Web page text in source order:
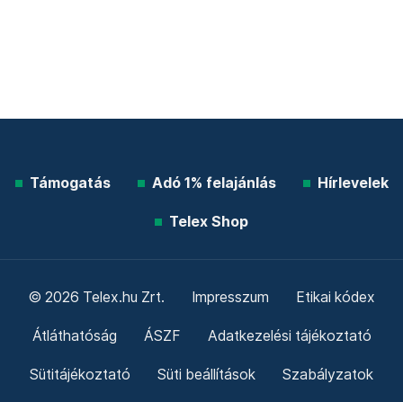
Támogatás Adó 1% felajánlás Hírlevelek
Telex Shop
© 2026 Telex.hu Zrt. Impresszum Etikai kódex
Átláthatóság ÁSZF Adatkezelési tájékoztató
Sütitájékoztató Süti beállítások Szabályzatok